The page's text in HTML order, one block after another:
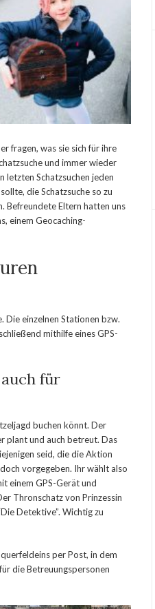
fragen, was sie sich für ihre
und immer wieder
letzten Schatzsuchen jeden
die Schatzsuche so zu
Befreundete Eltern hatten uns
einem Geocaching-
Die einzelnen Stationen bzw.
mithilfe eines GPS-
für
buchen könnt. Der
plant und auch betreut. Das
seid, die die Aktion
vorgegeben. Ihr wählt also
einem GPS-Gerät und
Thronschatz von Prinzessin
Detektive”. Wichtig zu
per Post, in dem
die Betreuungspersonen